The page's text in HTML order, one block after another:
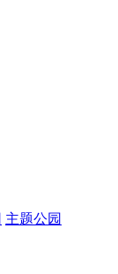
主题公园